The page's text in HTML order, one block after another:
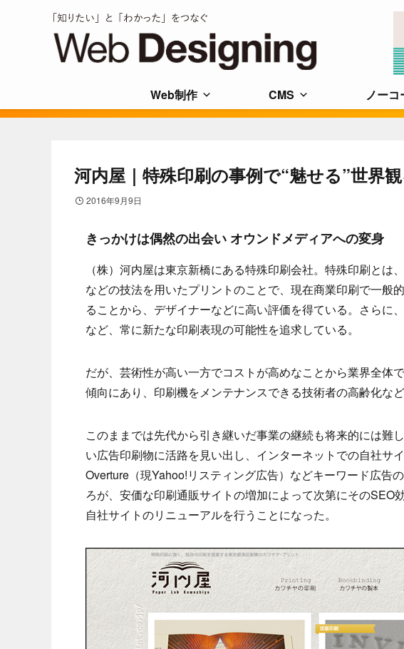
Web制作 CMS ノーコ
河内屋｜特殊印刷の事例で“魅せる”世界
2016年9月9日
きっかけは偶然の出会い オウンドメディアへの変身
（株）河内屋は東京新橋にある特殊印刷会社。特殊印刷と
などの技法を用いたプリントのことで、現在商業印刷で一般
ることから、デザイナーなどに高い評価を得ている。さらに
など、常に新たな印刷表現の可能性を追求している。
だが、芸術性が高い一方でコストが高めなことから業界全体
傾向にあり、印刷機をメンテナンスできる技術者の高齢化な
このままでは先代から引き継いだ事業の継続も将来的には難
い広告印刷物に活路を見い出し、インターネットでの自社サ
Overture（現Yahoo!リスティング広告）などキーワード広告
ろが、安価な印刷通販サイトの増加によって次第にそのSEO
自社サイトのリニューアルを行うことになった。